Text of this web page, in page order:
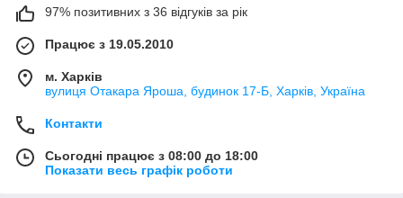
97% позитивних з 36 відгуків за рік
Працює з 19.05.2010
м. Харків
вулиця Отакара Яроша, будинок 17-Б, Харків, Україна
Контакти
Сьогодні працює з 08:00 до 18:00
Показати весь графік роботи